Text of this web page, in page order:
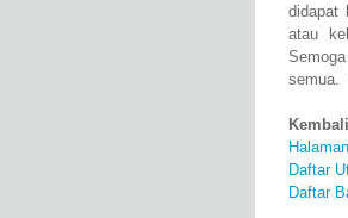
didapat
atau
semua.
Daftar
Daftar